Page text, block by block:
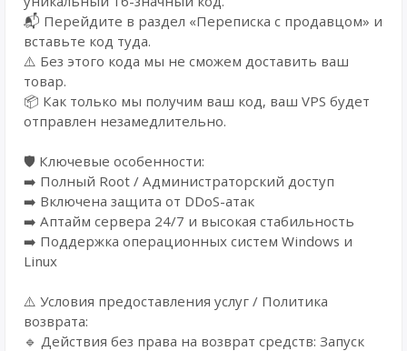
📬 Перейдите в раздел «Переписка с продавцом» и
вставьте код туда.
⚠️ Без этого кода мы не сможем доставить ваш
товар.
📦 Как только мы получим ваш код, ваш VPS будет
отправлен незамедлительно.
🛡️ Ключевые особенности:
➡️ Полный Root / Администраторский доступ
➡️ Включена защита от DDoS-атак
➡️ Аптайм сервера 24/7 и высокая стабильность
➡️ Поддержка операционных систем Windows и
Linux
⚠️ Условия предоставления услуг / Политика
возврата:
🔹 Действия без права на возврат средств: Запуск